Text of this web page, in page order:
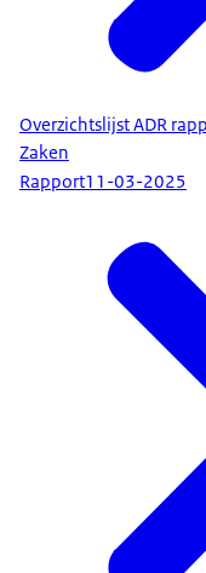
Overzichtslijst ADR
Zaken
Rapport11-03-2025